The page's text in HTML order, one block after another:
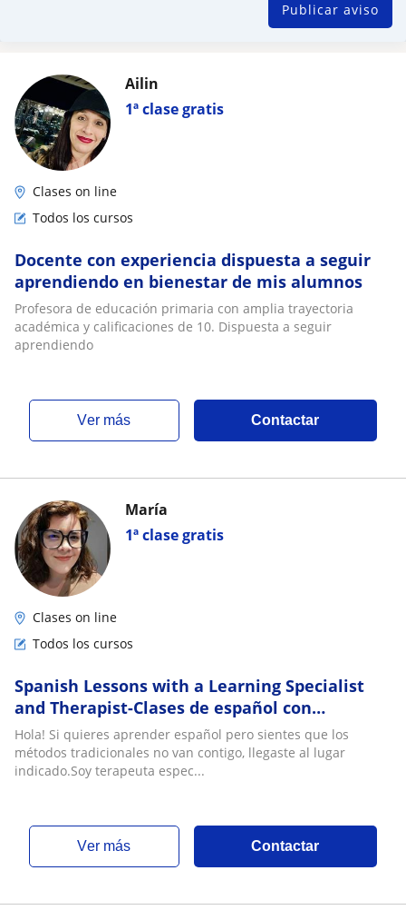
Publicar aviso
1ª clase gratis
Ailin
Clases on line
Todos los cursos
Docente con experiencia dispuesta a seguir
aprendiendo en bienestar de mis alumnos
Profesora de educación primaria con amplia trayectoria
académica y calificaciones de 10. Dispuesta a seguir
aprendiendo
ver más Contactar
1ª clase gratis
María
Clases on line
Todos los cursos
Spanish Lessons with a Learning Specialist
and Therapist-Clases de español con
terapeuta especialista en procesos de
aprendizaje
Hola! Si quieres aprender español pero sientes que los
métodos tradicionales no van contigo, llegaste al lugar
indicado.Soy terapeuta espec...
ver más Contactar